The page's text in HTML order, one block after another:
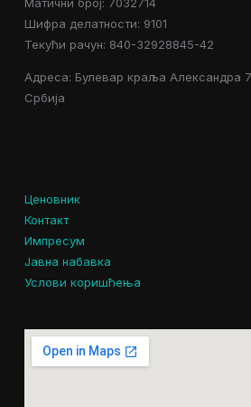
Шифра делатности: 9101
Текући рачун: 840-32928845-42
Адреса: Булевар краља Александра
Србија
Ценовник
Контакт
Импресум
Јавна набавка
Услови коришћења